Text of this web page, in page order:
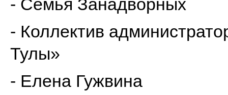
- Коллектив
Тулы»
- Елена Гужвина